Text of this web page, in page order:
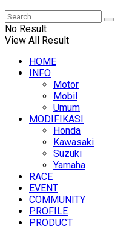
No Result
View All Result
HOME
INFO
Motor
Mobil
Umum
MODIFIKASI
Honda
Kawasaki
Suzuki
Yamaha
RACE
EVENT
COMMUNITY
PROFILE
PRODUCT